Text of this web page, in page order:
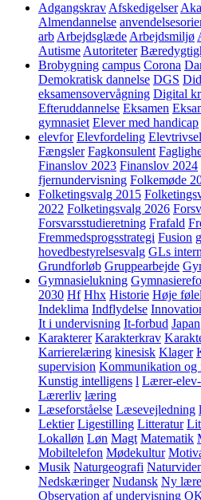
Adgangskrav Afskedigelser
Almendannelse
arb Arbejdsglæde Arbejdsmiljø
Autisme Autoriteter
Brobygning campus Corona
Demokratisk dannelse DGS
eksamensovervågning Digital
Efteruddannelse Eksamen
gymnasiet Elever med handicap
elevfor Elevfordeling Elevtrivsel
Fængsler Fagkonsulent
Finanslov 2023 Finanslov 2024
fjernundervisning Folkemøde
Folketingsvalg 2015
2022 Folketingsvalg 2026
Forsvarsstudieretning Frafald
Fremmedsprogsstrategi Fusion
hovedbestyrelsesvalg GLs
Grundforløb Gruppearbejde
Gymnasielukning
2030 Hf Hhx Historie Høje
Indeklima Indflydelse
It i undervisning It-forbud Japan
Karakterer Karakterkrav
Karrierelæring kinesisk Klager
supervision Kommunikation og
Kunstig intelligens l Lærer-
Lærerliv læring
Læseforståelse Læsevejledning
Lektier Ligestilling Litteratur
Lokalløn Løn Magt Matematik
Mobiltelefon Mødekultur
Musik Naturgeografi
Nedskæringer Nudansk Ny
Observation af undervisning